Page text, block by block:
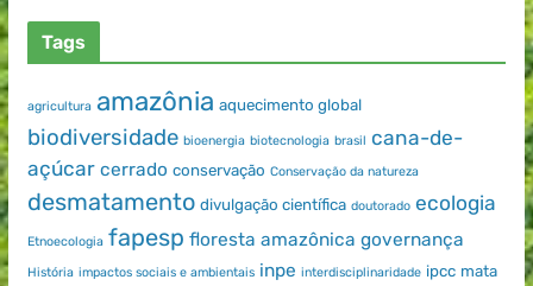
Tags
agricultura amazônia aquecimento global
biodiversidade bioenergia biotecnologia brasil cana-de-
açúcar cerrado conservação Conservação da natureza
desmatamento divulgação científica doutorado ecologia
Etnoecologia fapesp floresta amazônica governança
História impactos sociais e ambientais inpe interdisciplinaridade ipcc mata